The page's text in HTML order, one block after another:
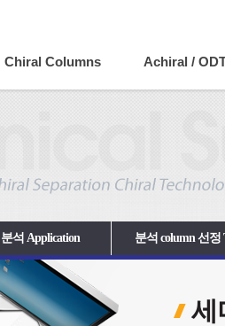
Chiral Columns Achiral /
분석 Application 분석 column 선정
세